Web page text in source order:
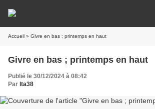
Accueil » Givre en bas ; printemps en haut
Givre en bas ; printemps en haut
Publié le 30/12/2024 à 08:42
Par lta38